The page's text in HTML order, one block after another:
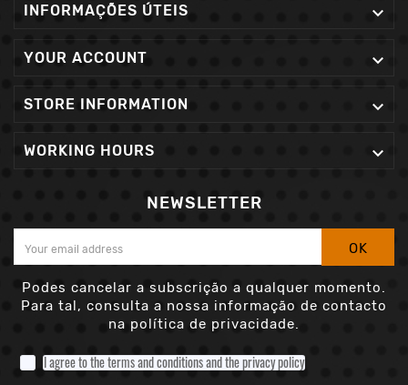
INFORMAÇÕES ÚTEIS 
YOUR ACCOUNT 
STORE INFORMATION 
WORKING HOURS 
NEWSLETTER
OK
Podes cancelar a subscrição a qualquer momento.
Para tal, consulta a nossa informação de contacto
na política de privacidade.
I agree to the terms and conditions and the privacy policy